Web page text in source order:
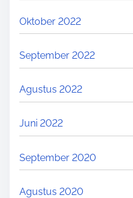
Oktober 2022
September 2022
Agustus 2022
Juni 2022
September 2020
Agustus 2020